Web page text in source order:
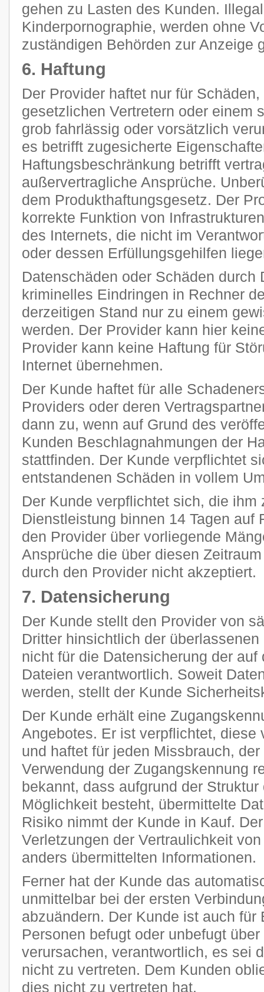
gehen zu Lasten des Kunden.
Kinderpornographie, werden ohne
zuständigen Behörden zur Anzeige
6. Haftung
Der Provider haftet nur für
gesetzlichen Vertretern oder einem
grob fahrlässig oder vorsätzlich
es betrifft zugesicherte
Haftungsbeschränkung betrifft
außervertragliche Ansprüche.
dem Produkthaftungsgesetz. Der
korrekte Funktion von
des Internets, die nicht im
oder dessen Erfüllungsgehilfen
Datenschäden oder Schäden durch
kriminelles Eindringen in Rechner
derzeitigen Stand nur zu einem
werden. Der Provider kann hier
Provider kann keine Haftung für
Internet übernehmen.
Der Kunde haftet für alle
Providers oder deren
dann zu, wenn auf Grund des
Kunden Beschlagnahmungen der
stattfinden. Der Kunde verpflichtet
entstandenen Schäden in vollem
Der Kunde verpflichtet sich, die ihm
Dienstleistung binnen 14 Tagen auf
den Provider über vorliegende
Ansprüche die über diesen
durch den Provider nicht akzeptiert.
7. Datensicherung
Der Kunde stellt den Provider von
Dritter hinsichtlich der
nicht für die Datensicherung der
Dateien verantwortlich. Soweit
werden, stellt der Kunde
Der Kunde erhält eine
Angebotes. Er ist verpflichtet, diese
und haftet für jeden Missbrauch,
Verwendung der Zugangskennung
bekannt, dass aufgrund der
Möglichkeit besteht, übermittelte
Risiko nimmt der Kunde in Kauf.
Verletzungen der Vertraulichkeit
anders übermittelten Informationen.
Ferner hat der Kunde das
unmittelbar bei der ersten
abzuändern. Der Kunde ist auch für
Personen befugt oder unbefugt
verursachen, verantwortlich, es sei
nicht zu vertreten. Dem Kunden
dies nicht zu vertreten hat.